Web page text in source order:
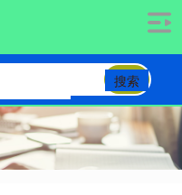
搜索